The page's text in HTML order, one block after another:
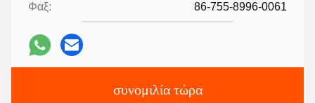
Φαξ: 86-755-8996-0061
συνομιλία τώρα